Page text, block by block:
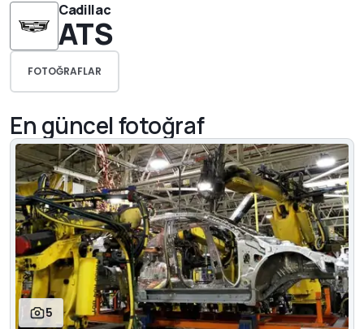
Cadillac
ATS
FOTOĞRAFLAR
En güncel fotoğraf
5